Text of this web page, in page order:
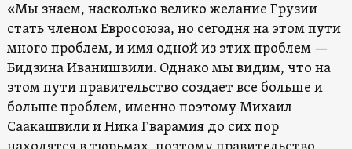
«Мы знаем, насколько велико желание Грузии
стать членом Евросоюза, но сегодня на этом пути
много проблем, и имя одной из этих проблем —
Бидзина Иванишвили. Однако мы видим, что на
этом пути правительство создает все больше и
больше проблем, именно поэтому Михаил
Саакашвили и Ника Гварамия до сих пор